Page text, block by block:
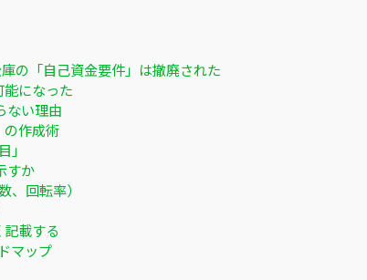
の「自己資金要件」は撤廃された
能になった
ない理由
の作成術
」
すか
、回転率）
記載する
マップ